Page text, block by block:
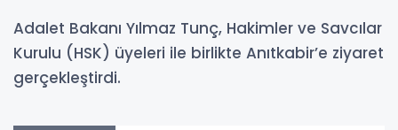
Adalet Bakanı Yılmaz Tunç, Hakimler ve Savcılar
Kurulu (HSK) üyeleri ile birlikte Anıtkabir’e ziyaret
gerçekleştirdi.